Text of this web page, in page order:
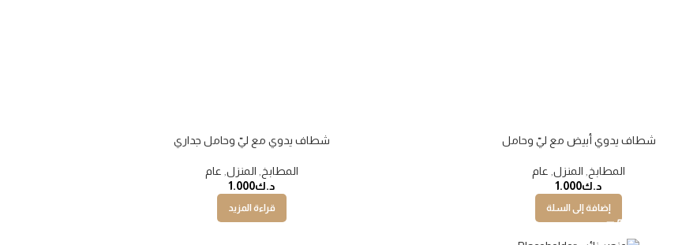
شطاف يدوي أبيض مع ليّ وحامل
المطابخ المنزل عام
د.ك1.000
إضافة إلى السلة
شطاف يدوي مع ليّ وحامل جداري
المطابخ المنزل عام
د.ك1.000
قراءة المزيد